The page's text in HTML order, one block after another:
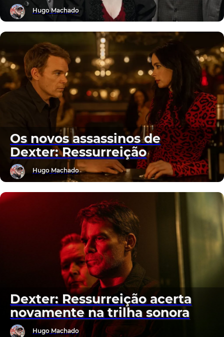
Hugo Machado
Os novos assassinos de
Dexter: Ressurreição
Hugo Machado
Dexter: Ressurreição acerta
novamente na trilha sonora
Hugo Machado